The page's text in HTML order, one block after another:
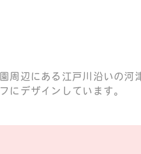
園周辺にある江戸川沿いの河
フにデザインしています。